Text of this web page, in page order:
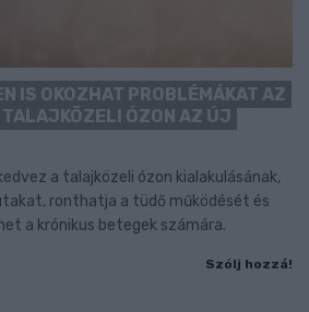
IS OKOZHAT PROBLÉMÁKAT AZ
TALAJKÖZELI ÓZON AZ ÚJ
a talajközeli ózon kialakulásának,
ronthatja a tüdő működését és
a krónikus betegek számára.
Szólj hozzá!